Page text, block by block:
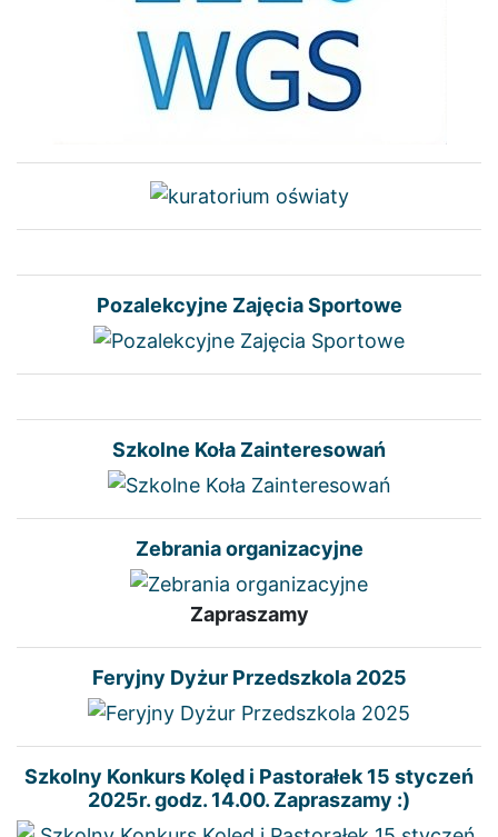
Pozalekcyjne Zajęcia Sportowe
Szkolne Koła Zainteresowań
Zebrania organizacyjne
Zapraszamy
Feryjny Dyżur Przedszkola 2025
Szkolny Konkurs Kolęd i Pastorałek 15 styczeń
2025r. godz. 14.00. Zapraszamy :)